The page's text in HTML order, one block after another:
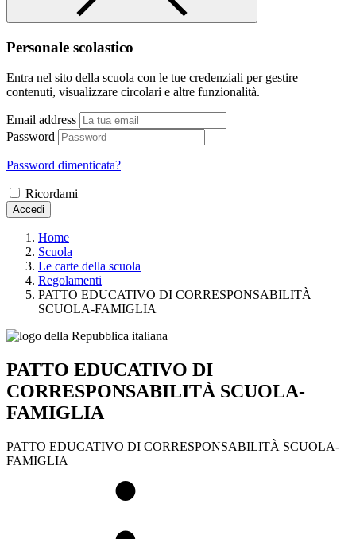
Personale scolastico
Entra nel sito della scuola con le tue credenziali per gestire
contenuti, visualizzare circolari e altre funzionalità.
Email address
Password
Password dimenticata?
Ricordami
Accedi
Home
Scuola
Le carte della scuola
Regolamenti
PATTO EDUCATIVO DI CORRESPONSABILITÀ
SCUOLA-FAMIGLIA
PATTO EDUCATIVO DI
CORRESPONSABILITÀ SCUOLA-
FAMIGLIA
PATTO EDUCATIVO DI CORRESPONSABILITÀ SCUOLA-
FAMIGLIA